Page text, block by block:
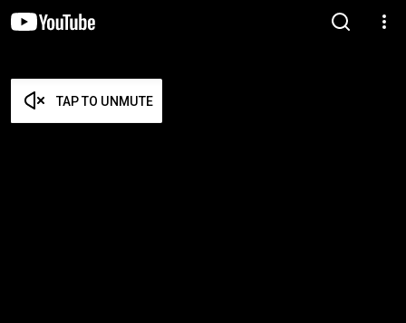
TAP TO UNMUTE